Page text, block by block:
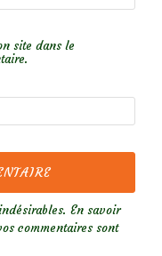
site dans le
En savoir
commentaires sont